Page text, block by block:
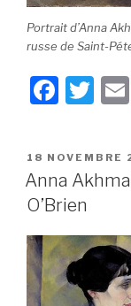
Portrait d’Anna
russe de Saint-
F
c
e
b
o
o
k
T
tt
er
PUBLIÉ
LE
18 NOVEMBRE
Anna
O’Brien